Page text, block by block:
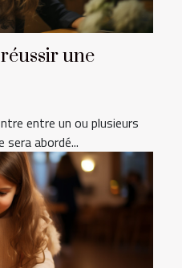
une
entre un ou plusieurs
sera abordé...